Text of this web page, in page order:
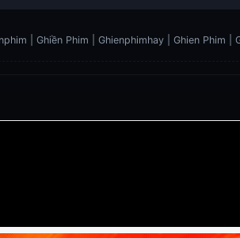
| Ghiền Phim | Ghienphimhay | Ghien Phim |